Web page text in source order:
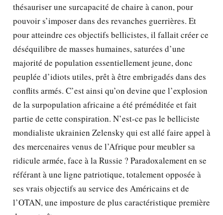
thésauriser une surcapacité de chaire à canon, pour
pouvoir s’imposer dans des revanches guerrières. Et
pour atteindre ces objectifs bellicistes, il fallait créer ce
déséquilibre de masses humaines, saturées d’une
majorité de population essentiellement jeune, donc
peuplée d’idiots utiles, prêt à être embrigadés dans des
conflits armés. C’est ainsi qu’on devine que l’explosion
de la surpopulation africaine a été préméditée et fait
partie de cette conspiration. N’est-ce pas le belliciste
mondialiste ukrainien Zelensky qui est allé faire appel à
des mercenaires venus de l’Afrique pour meubler sa
ridicule armée, face à la Russie ? Paradoxalement en se
référant à une ligne patriotique, totalement opposée à
ses vrais objectifs au service des Américains et de
l’OTAN, une imposture de plus caractéristique première